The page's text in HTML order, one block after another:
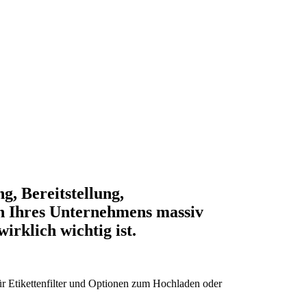
Bereitstellung,
Unternehmens massiv
wichtig ist.